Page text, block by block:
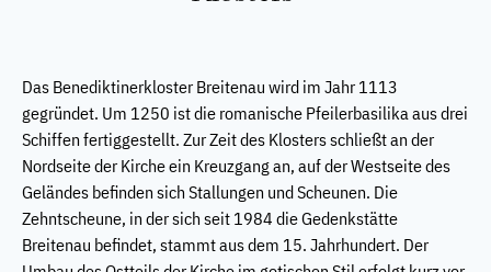
Das Benediktinerkloster Breitenau wird im Jahr 1113
gegründet. Um 1250 ist die romanische Pfeilerbasilika aus drei
Schiffen fertiggestellt. Zur Zeit des Klosters schließt an der
Nordseite der Kirche ein Kreuzgang an, auf der Westseite des
Geländes befinden sich Stallungen und Scheunen. Die
Zehntscheune, in der sich seit 1984 die Gedenkstätte
Breitenau befindet, stammt aus dem 15. Jahrhundert. Der